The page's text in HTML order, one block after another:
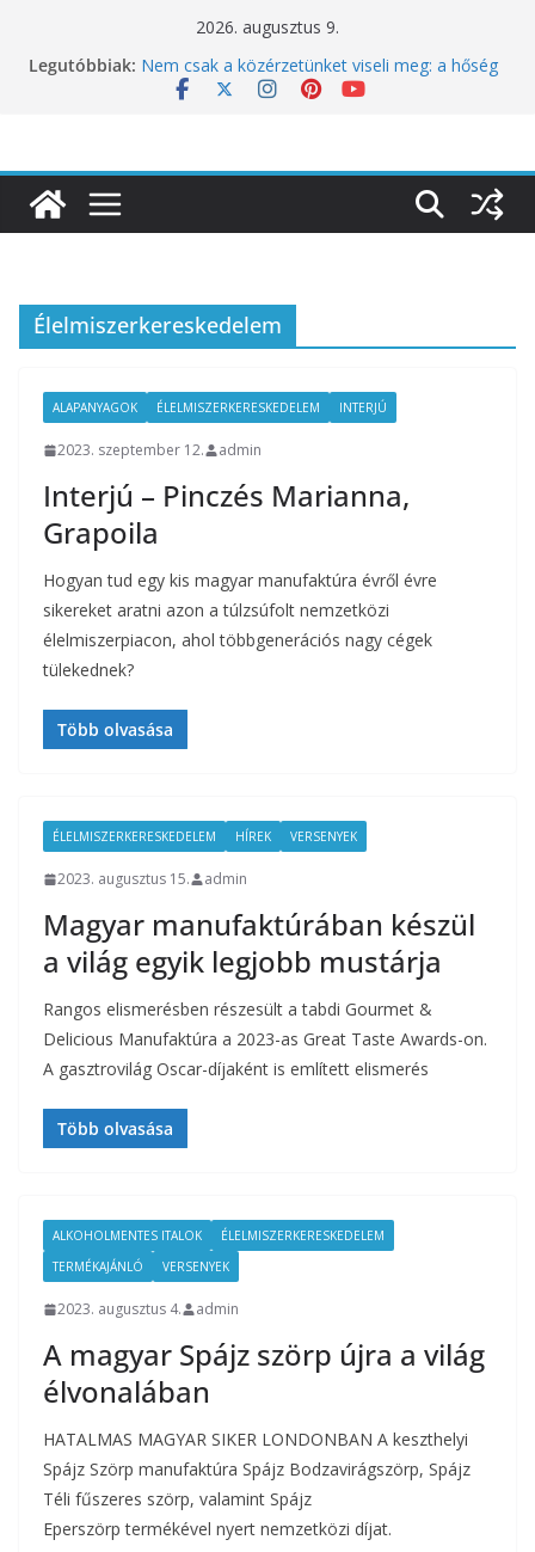
content
2026. augusztus 9.
Legutóbbiak: Nem csak a közérzetünket viseli meg: a hőség
a koncentrációt is próbára teszi
Déli Part Gasztronómiai Sajtóesemény
10 éves lett a Botanica: a világ legjobb
Élelmiszerkereskedelem
ALAPANYAGOK ÉLELMISZERKERESKEDELEM INTERJÚ
2023. szeptember 12. admin
Interjú – Pinczés Marianna,
Grapoila
Hogyan tud egy kis magyar manufaktúra évről évre
sikereket aratni azon a túlzsúfolt nemzetközi
élelmiszerpiacon, ahol többgenerációs nagy cégek
tülekednek?
Több olvasása
ÉLELMISZERKERESKEDELEM HÍREK VERSENYEK
2023. augusztus 15. admin
Magyar manufaktúrában készül
a világ egyik legjobb mustárja
Rangos elismerésben részesült a tabdi Gourmet &
Delicious Manufaktúra a 2023-as Great Taste Awards-on.
A gasztrovilág Oscar-díjaként is említett elismerés
Több olvasása
ALKOHOLMENTES ITALOK
ÉLELMISZERKERESKEDELEM
TERMÉKAJÁNLÓ
VERSENYEK
2023. augusztus 4. admin
A magyar Spájz szörp újra a világ
élvonalában
HATALMAS MAGYAR SIKER LONDONBAN A keszthelyi
Spájz Szörp manufaktúra Spájz Bodzavirágszörp, Spájz
Téli fűszeres szörp, valamint Spájz
Eperszörp termékével nyert nemzetközi díjat.